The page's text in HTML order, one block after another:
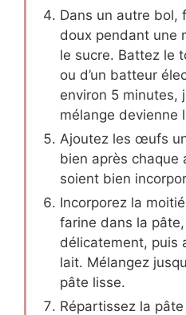
Dans un autre bol,
doux pendant une
le sucre. Battez le
ou d’un batteur
environ 5 minutes,
mélange devienne
Ajoutez les œufs
bien après chaque
soient bien
Incorporez la
farine dans la
délicatement, puis
lait. Mélangez
pâte lisse.
Répartissez la